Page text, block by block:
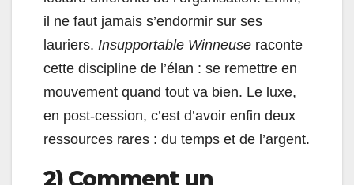
il ne faut jamais s’endormir sur ses
lauriers. Insupportable Winneuse raconte
cette discipline de l’élan : se remettre en
mouvement quand tout va bien. Le luxe,
en post-cession, c’est d’avoir enfin deux
ressources rares : du temps et de l’argent.
2) Comment un